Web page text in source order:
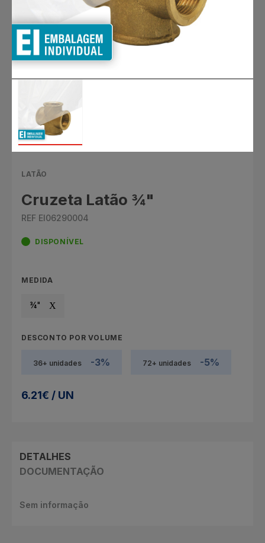
LATÃO
Cruzeta Latão ¾"
REF EI06290004
DISPONÍVEL
MEDIDA
¾"
DESCONTO POR VOLUME
36+ unidades -3% 72+ unidades -5%
6.21€ / UN
DETALHES
DOCUMENTAÇÃO
Sem informação